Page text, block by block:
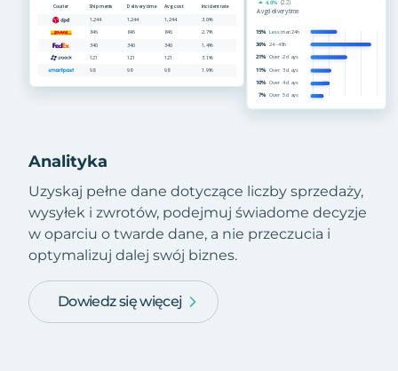
Analityka
Uzyskaj pełne dane dotyczące liczby sprzedaży,
wysyłek i zwrotów, podejmuj świadome decyzje
w oparciu o twarde dane, a nie przeczucia i
optymalizuj dalej swój biznes.
Dowiedz się więcej